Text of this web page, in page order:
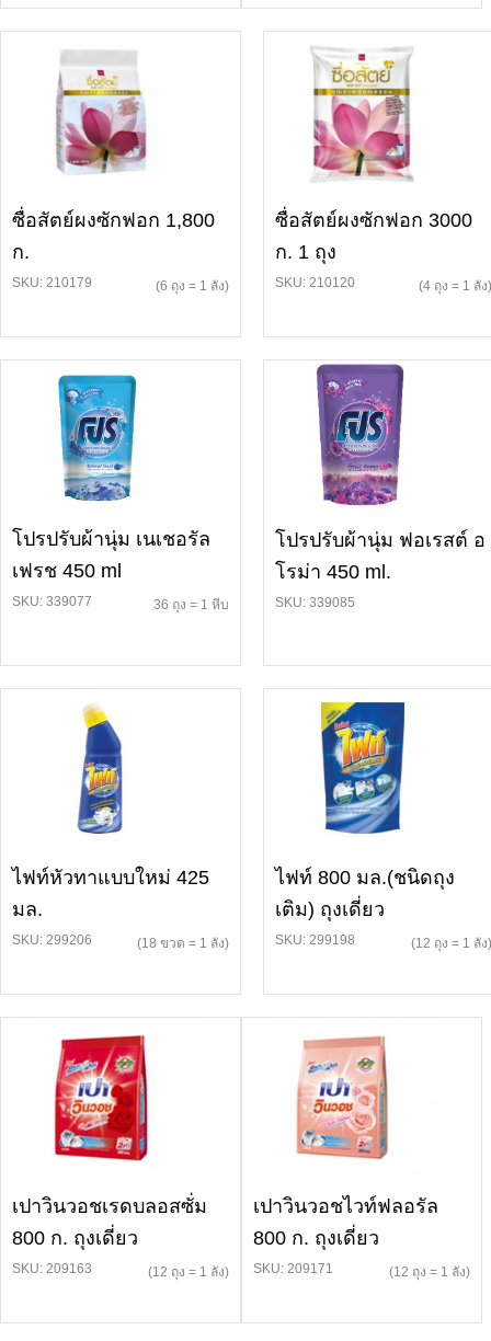
ซื่อสัตย์ผงซักฟอก 1,800
ก.
SKU: 210179 (6 ถุง = 1 ลัง)
ซื่อสัตย์ผงซักฟอก 3000
ก. 1 ถุง
SKU: 210120 (4 ถุง = 1 ลัง)
โปรปรับผ้านุ่ม เนเชอรัล
เฟรช 450 ml
SKU: 339077 36 ถุง = 1 หีบ
โปรปรับผ้านุ่ม ฟอเรสต์ อ
โรม่า 450 ml.
SKU: 339085
ไฟท์หัวทาแบบใหม่ 425
มล.
SKU: 299206 (18 ขวด = 1 ลัง)
ไฟท์ 800 มล.(ชนิดถุง
เติม) ถุงเดี่ยว
SKU: 299198 (12 ถุง = 1 ลัง)
เปาวินวอชเรดบลอสซั่ม
800 ก. ถุงเดี่ยว
SKU: 209163 (12 ถุง = 1 ลัง)
เปาวินวอชไวท์ฟลอรัล
800 ก. ถุงเดี่ยว
SKU: 209171 (12 ถุง = 1 ลัง)